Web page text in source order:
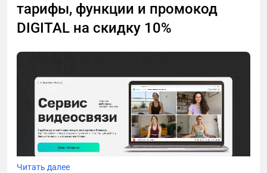
тарифы, функции и промокод
DIGITAL на скидку 10%
Читать далее